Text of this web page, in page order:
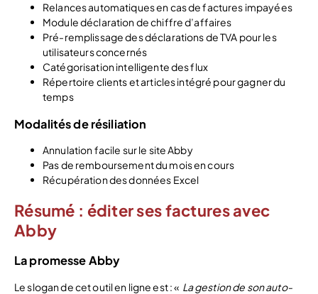
Relances automatiques en cas de factures impayées
Module déclaration de chiffre d’affaires
Pré-remplissage des déclarations de TVA pour les
utilisateurs concernés
Catégorisation intelligente des flux
Répertoire clients et articles intégré pour gagner du
temps
Modalités de résiliation
Annulation facile sur le site Abby
Pas de remboursement du mois en cours
Récupération des données Excel
Résumé : éditer ses factures avec
Abby
La promesse Abby
Le slogan de cet outil en ligne est : « La gestion de son auto-